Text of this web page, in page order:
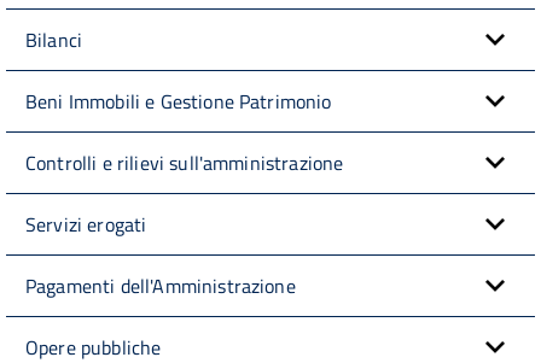
Bilanci
Beni Immobili e Gestione Patrimonio
Controlli e rilievi sull'amministrazione
Servizi erogati
Pagamenti dell'Amministrazione
Opere pubbliche